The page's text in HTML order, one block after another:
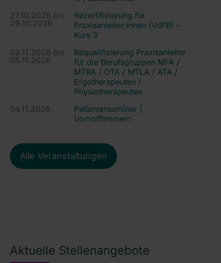
27.10.2026 bis
29.10.2026
Rezertifizierung für
Praxisanleiter:innen (VdPB) –
Kurs 3
03.11.2026 bis
05.11.2026
Requalifizierung Praxisanleiter
für die Berufsgruppen MFA /
MTRA / OTA / MTLA / ATA /
Ergotherapeuten /
Physiotherapeuten
04.11.2026
Patientenseminar |
Vorhofflimmern
Alle Veranstaltungen
Aktuelle Stellenangebote